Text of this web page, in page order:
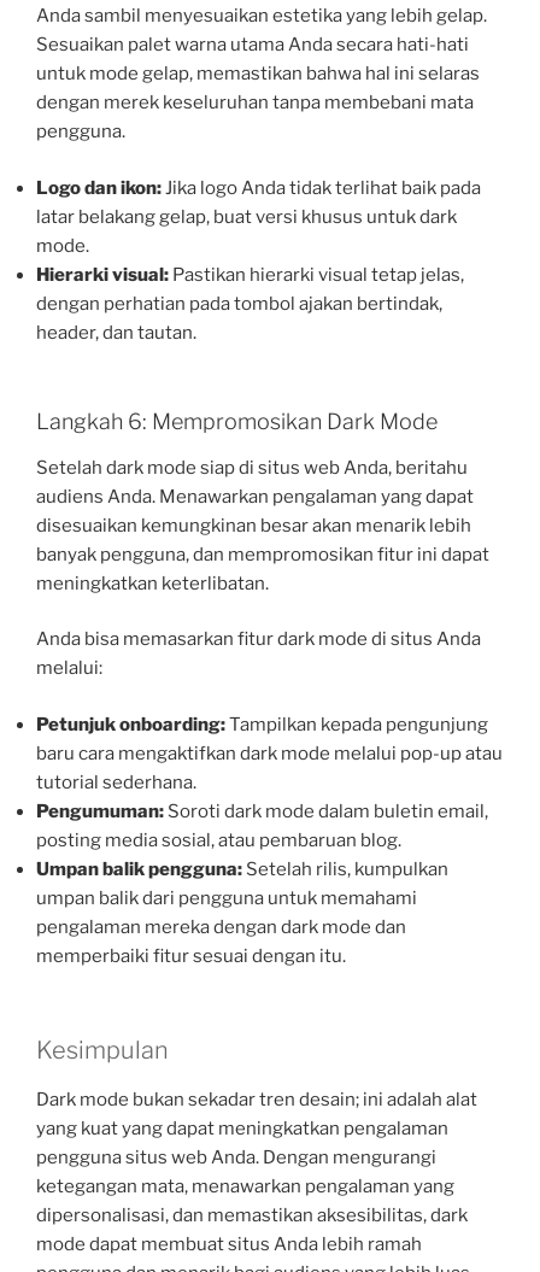
Anda sambil menyesuaikan estetika yang lebih gelap.
Sesuaikan palet warna utama Anda secara hati-hati
untuk mode gelap, memastikan bahwa hal ini selaras
dengan merek keseluruhan tanpa membebani mata
pengguna.
Logo dan ikon:Jika logo Anda tidak terlihat baik pada
latar belakang gelap, buat versi khusus untuk dark
mode.
Hierarki visual: Pastikan hierarki visual tetap jelas,
dengan perhatian pada tombol ajakan bertindak,
header, dan tautan.
Langkah 6: Mempromosikan Dark Mode
Setelah dark mode siap di situs web Anda, beritahu
audiens Anda. Menawarkan pengalaman yang dapat
disesuaikan kemungkinan besar akan menarik lebih
banyak pengguna, dan mempromosikan fitur ini dapat
meningkatkan keterlibatan.
Anda bisa memasarkan fitur dark mode di situs Anda
melalui:
Petunjuk onboarding:Tampilkan kepada pengunjung
baru cara mengaktifkan dark mode melalui pop-up atau
tutorial sederhana.
Pengumuman: Soroti dark mode dalam buletin email,
posting media sosial, atau pembaruan blog.
Umpan balik pengguna: Setelah rilis, kumpulkan
umpan balik dari pengguna untuk memahami
pengalaman mereka dengan dark mode dan
memperbaiki fitur sesuai dengan itu.
Kesimpulan
Dark mode bukan sekadar tren desain; ini adalah alat
yang kuat yang dapat meningkatkan pengalaman
pengguna situs web Anda. Dengan mengurangi
ketegangan mata, menawarkan pengalaman yang
dipersonalisasi, dan memastikan aksesibilitas, dark
mode dapat membuat situs Anda lebih ramah